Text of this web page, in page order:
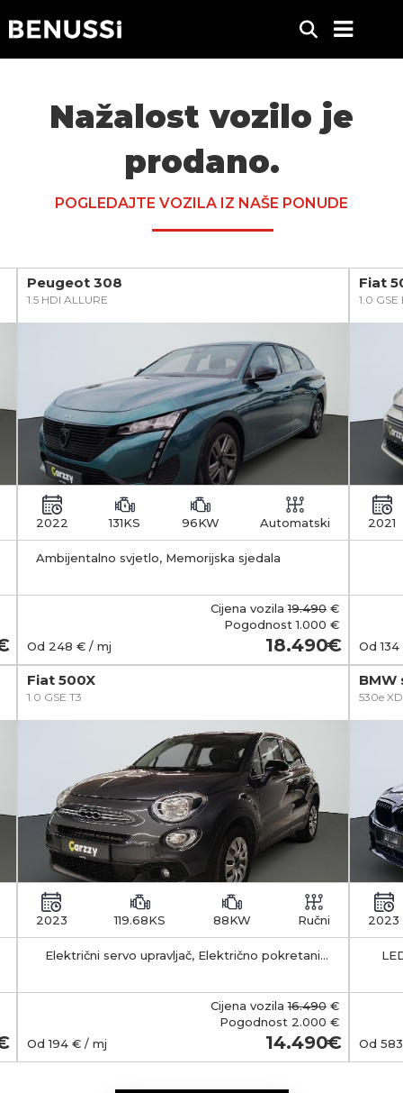
Nažalost vozilo je
prodano.
POGLEDAJTE VOZILA IZ NAŠE PONUDE
Peugeot 308
1.5 HDI ALLURE
2022 131KS 96KW Automatski
Ambijentalno svjetlo, Memorijska sjedala
Cijena vozila19.490 €
Pogodnost1.000 €
Od 248 € / mj 18.490
Fiat
1.0
2021
Od134
Fiat 500X
1.0 GSE T3
2023 119.68KS 88KW Ručni
Električni servo upravljač, Električno pokretani
Cijena vozila16.490 €
Pogodnost 2.000 €
Od194€ / mj 14.490
BMW
530e
2023
Od 583